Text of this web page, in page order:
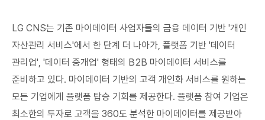
LG CNS는 기존 마이데이터 사업자들의 금융 데이터 기반 '개인
자산관리 서비스'에서 한 단계 더 나아가, 플랫폼 기반 '데이터
관리업', '데이터 중개업' 형태의 B2B 마이데이터 서비스를
준비하고 있다. 마이데이터 기반의 고객 개인화 서비스를 원하는
모든 기업에게 플랫폼 탑승 기회를 제공한다. 플랫폼 참여 기업은
최소한의 투자로 고객을 360도 분석한 마이데이터를 제공받아